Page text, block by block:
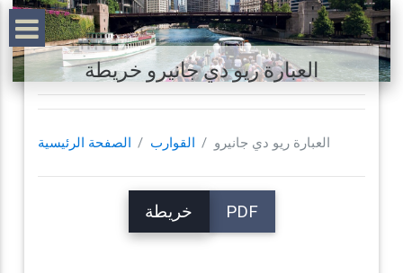
العبارة ريو دي جانيرو خريطة
الصفحة الرئيسية القوارب العبارة ريو دي جانيرو
خريطة PDF